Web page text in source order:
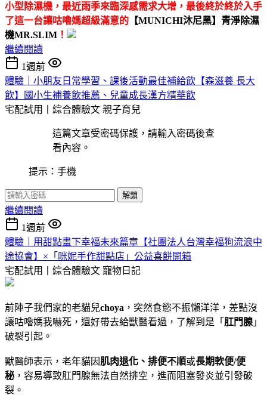
小型除濕機，最近雨季來臨深感需求大增，最後終於終於入手
了這一台讓咕嚕媽超級滿意的 【MUNICHI沐尼黑】青淨除濕
機MR.SLIM ！
繼續閱讀
1週前
體驗｜小朋友日常學習、課後活動最佳補給飲【森滋養 長大
飲】國小生補養飲推薦、兒童成長漢方精華飲
宅配試用丨綜合體驗文 親子育兒
這篇文章受密碼保護，請輸入密碼後查
看內容。
提示：手機
解鎖
繼續閱讀
1週前
體驗｜用甜點畫下幸福未來篇章【社團法人台灣幸福狗流浪中
途協會】×「咪妮手作甜點店」公益喜餅開箱
宅配試用丨綜合體驗文 寵物日記
前陣子我們家的老貓兒choya ，突然食慾不振懶洋洋，差點沒
讓咕嚕媽我嚇死，還好帶去給獸醫看過，了解到是「 肛門腺 」
破裂引起。
獸醫師表示，老年貓因 肌肉退化、排便不順或長期軟便/便
秘 ，容易導致肛門腺無法自然排空，進而阻塞發炎並引發破
裂。